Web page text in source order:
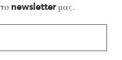
newsletterμας.